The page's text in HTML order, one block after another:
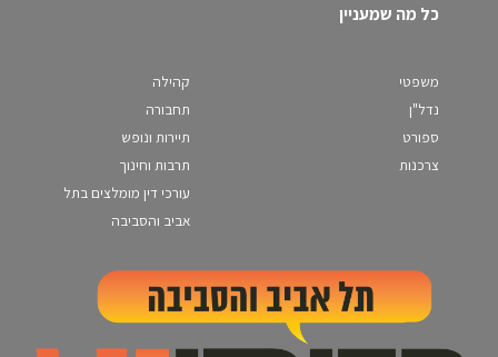
כל מה שמעניין
משפטי
נדל"ן
ספורט
צרכנות
קהילה
תחבורה
תיירות ונופש
תרבות וחינוך
עורכי דין מומלצים בתל
אביב והסביבה